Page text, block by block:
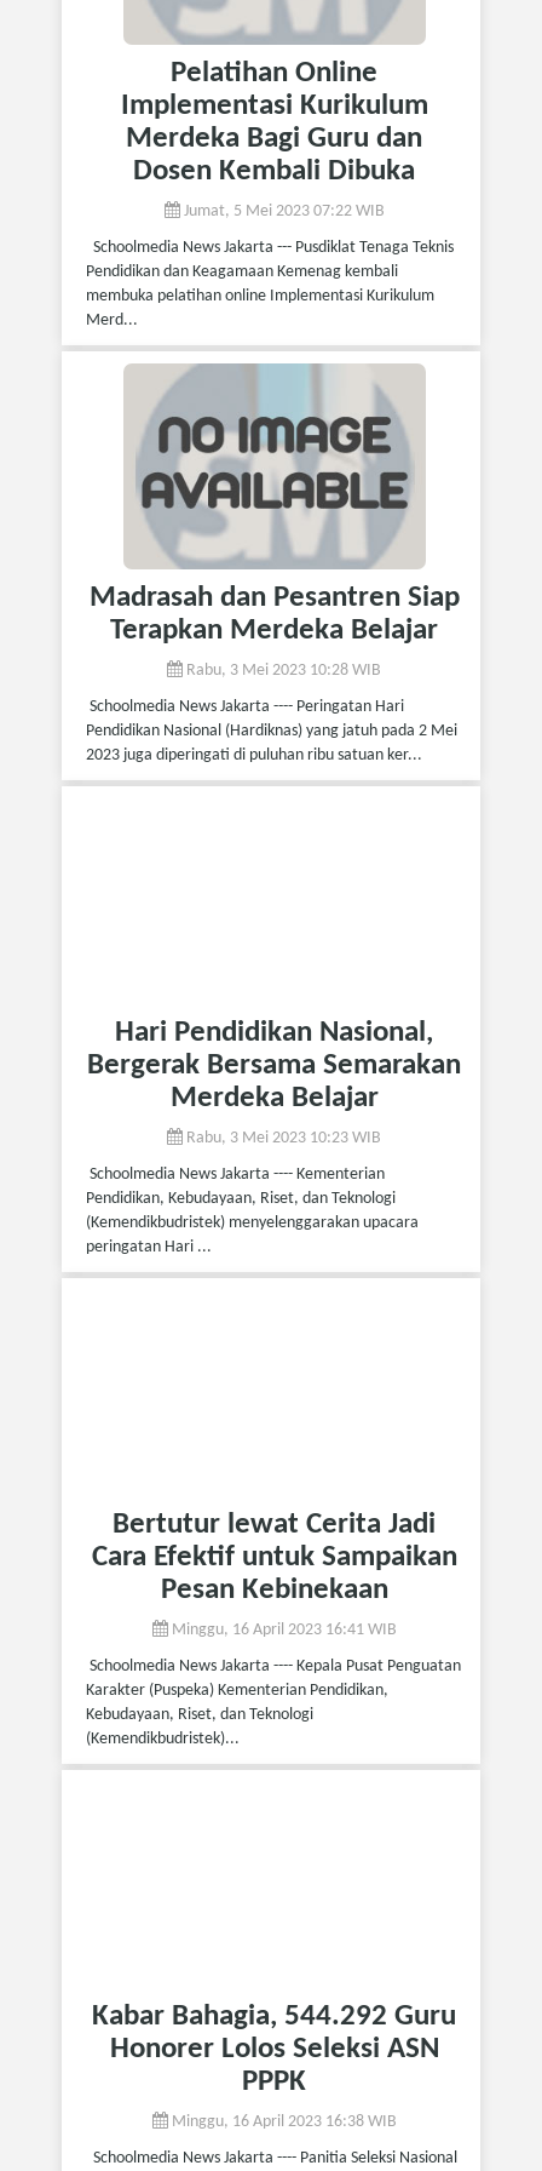
Pelatihan Online
Implementasi Kurikulum
Merdeka Bagi Guru dan
Dosen Kembali Dibuka
Jumat, 5 Mei 2023 07:22 WIB
Schoolmedia News Jakarta --- Pusdiklat Tenaga Teknis
Pendidikan dan Keagamaan Kemenag kembali
membuka pelatihan online Implementasi Kurikulum
Merd...
Madrasah dan Pesantren Siap
Terapkan Merdeka Belajar
Rabu, 3 Mei 2023 10:28 WIB
Schoolmedia News Jakarta ---- Peringatan Hari
Pendidikan Nasional (Hardiknas) yang jatuh pada 2 Mei
2023 juga diperingati di puluhan ribu satuan ker...
Hari Pendidikan Nasional,
Bergerak Bersama Semarakan
Merdeka Belajar
Rabu, 3 Mei 2023 10:23 WIB
Schoolmedia News Jakarta ---- Kementerian
Pendidikan, Kebudayaan, Riset, dan Teknologi
(Kemendikbudristek) menyelenggarakan upacara
peringatan Hari ...
Bertutur lewat Cerita Jadi
Cara Efektif untuk Sampaikan
Pesan Kebinekaan
Minggu, 16 April 2023 16:41 WIB
Schoolmedia News Jakarta ---- Kepala Pusat Penguatan
Karakter (Puspeka) Kementerian Pendidikan,
Kebudayaan, Riset, dan Teknologi
(Kemendikbudristek)...
Kabar Bahagia, 544.292 Guru
Honorer Lolos Seleksi ASN
PPPK
Minggu, 16 April 2023 16:38 WIB
Schoolmedia News Jakarta ---- Panitia Seleksi Nasional